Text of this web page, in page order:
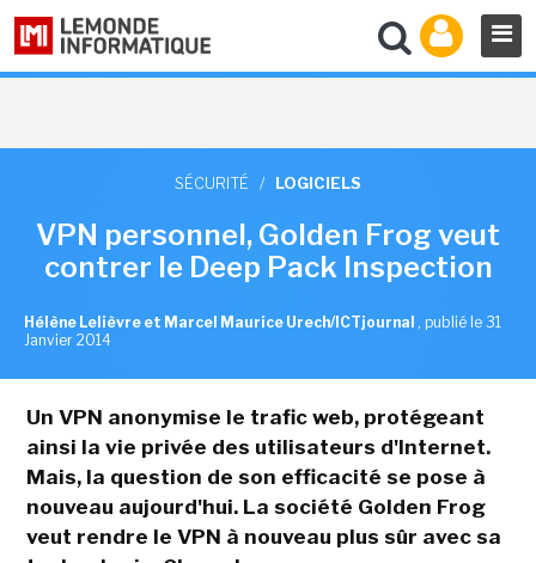
SÉCURITÉ / LOGICIELS
VPN personnel, Golden Frog veut
contrer le Deep Pack Inspection
Hélène Lelièvre et Marcel Maurice Urech/ICTjournal , publié le 31
Janvier 2014
Un VPN anonymise le trafic web, protégeant
ainsi la vie privée des utilisateurs d'Internet.
Mais, la question de son efficacité se pose à
nouveau aujourd'hui. La société Golden Frog
veut rendre le VPN à nouveau plus sûr avec sa